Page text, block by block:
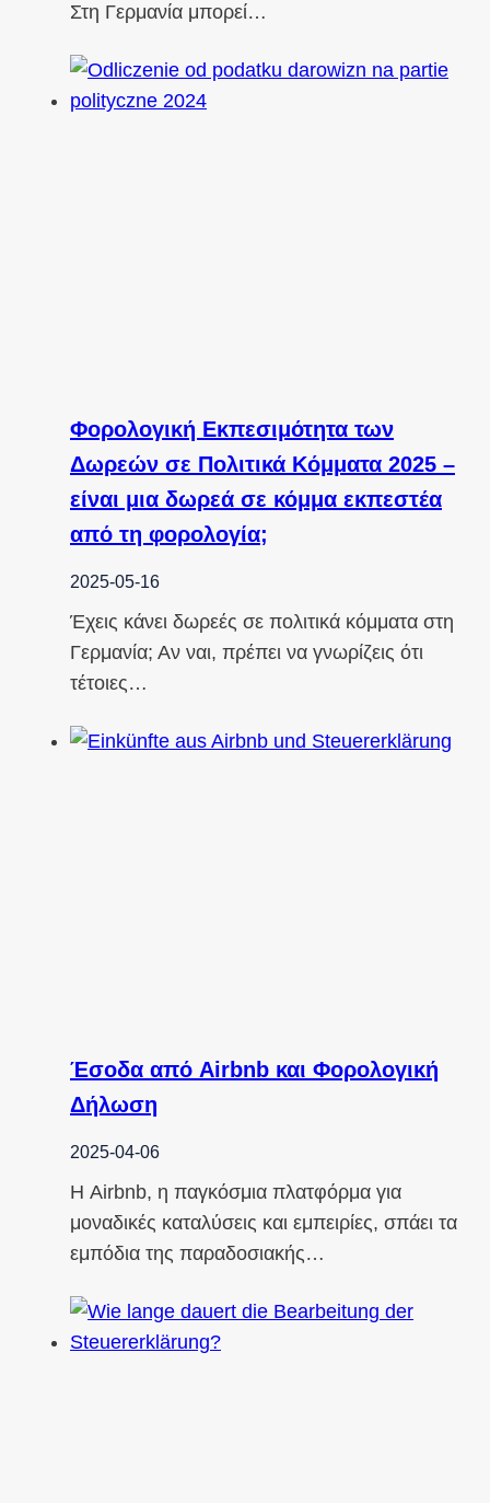
Στη Γερμανία μπορεί…
Φορολογική Εκπεσιμότητα των
Δωρεών σε Πολιτικά Κόμματα 2025 –
είναι μια δωρεά σε κόμμα εκπεστέα
από τη φορολογία;
2025-05-16
Έχεις κάνει δωρεές σε πολιτικά κόμματα στη
Γερμανία; Αν ναι, πρέπει να γνωρίζεις ότι
τέτοιες…
Έσοδα από Airbnb και Φορολογική
Δήλωση
2025-04-06
Η Airbnb, η παγκόσμια πλατφόρμα για
μοναδικές καταλύσεις και εμπειρίες, σπάει τα
εμπόδια της παραδοσιακής…